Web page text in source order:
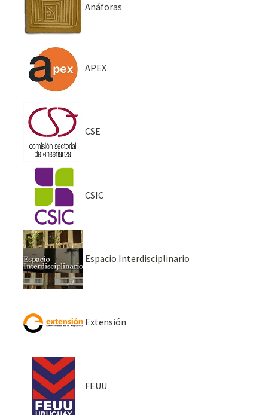
Anáforas
APEX
CSE
CSIC
Espacio Interdisciplinario
Extensión
FEUU